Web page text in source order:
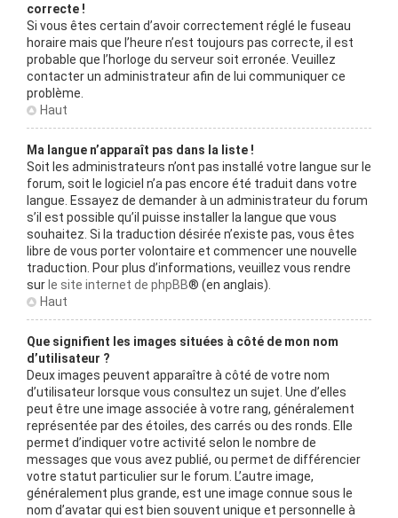
correcte !
Si vous êtes certain d’avoir correctement réglé le fuseau
horaire mais que l’heure n’est toujours pas correcte, il est
probable que l’horloge du serveur soit erronée. Veuillez
contacter un administrateur afin de lui communiquer ce
problème.
Haut
Ma langue n’apparaît pas dans la liste !
Soit les administrateurs n’ont pas installé votre langue sur le
forum, soit le logiciel n’a pas encore été traduit dans votre
langue. Essayez de demander à un administrateur du forum
s’il est possible qu’il puisse installer la langue que vous
souhaitez. Si la traduction désirée n’existe pas, vous êtes
libre de vous porter volontaire et commencer une nouvelle
traduction. Pour plus d’informations, veuillez vous rendre
sur le site internet de phpBB® (en anglais).
Haut
Que signifient les images situées à côté de mon nom
d’utilisateur ?
Deux images peuvent apparaître à côté de votre nom
d’utilisateur lorsque vous consultez un sujet. Une d’elles
peut être une image associée à votre rang, généralement
représentée par des étoiles, des carrés ou des ronds. Elle
permet d’indiquer votre activité selon le nombre de
messages que vous avez publié, ou permet de différencier
votre statut particulier sur le forum. L’autre image,
généralement plus grande, est une image connue sous le
nom d’avatar qui est bien souvent unique et personnelle à